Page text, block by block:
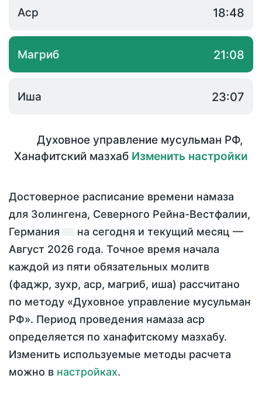
Аср 18:48
Магриб 21:08
Иша 23:07
Духовное управление мусульман РФ,
Ханафитский мазхаб Изменить настройки
Достоверное расписание времени намаза
для Золингена, Северного Рейна-Вестфалии,
Германия
на сегодня и текущий месяц —
Август 2026 года. Точное время начала
каждой из пяти обязательных молитв
(фаджр, зухр, аср, магриб, иша) рассчитано
по методу «Духовное управление мусульман
РФ». Период проведения намаза аср
определяется по ханафитскому мазхабу.
Изменить используемые методы расчета
можно в настройках.